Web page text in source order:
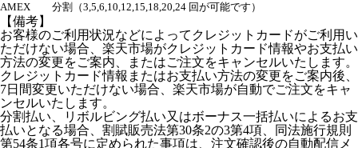
AMEX
分割（3,5,6,10,12,15,18,20,24 回が可能です）
【備考】
お客様のご利用状況などによってクレジットカードがご利用い
ただけない場合、楽天市場がクレジットカード情報やお支払い
方法の変更をご案内、またはご注文をキャンセルいたします。
クレジットカード情報またはお支払い方法の変更をご案内後、
7日間変更いただけない場合、楽天市場が自動でご注文をキャ
ンセルいたします。
分割払い、リボルビング払い又はボーナス一括払いによるお支
払いとなる場合、割賦販売法第30条2の3第4項、同法施行規則
第54条1項各号に定められた事項は、注文確認後の自動配信メ